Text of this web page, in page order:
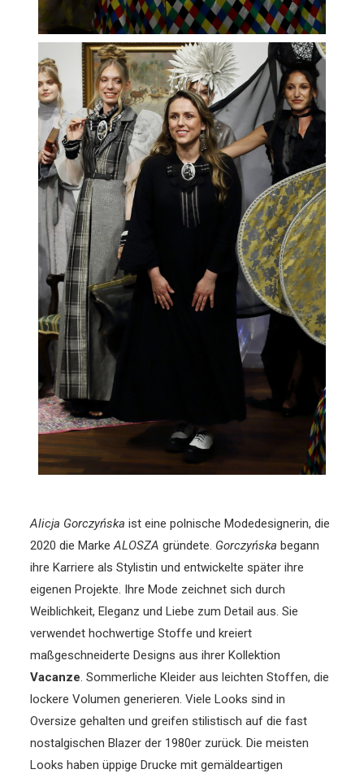
Alicja Gorczyńska ist eine polnische Modedesignerin, die
2020 die MarkeALOSZA gründete. Gorczyńska begann
ihre Karriere als Stylistin und entwickelte später ihre
eigenen Projekte. Ihre Mode zeichnet sich durch
Weiblichkeit, Eleganz und Liebe zum Detail aus. Sie
verwendet hochwertige Stoffe und kreiert
maßgeschneiderte Designs aus ihrer Kollektion
Vacanze. Sommerliche Kleider aus leichten Stoffen, die
lockere Volumen generieren. Viele Looks sind in
Oversize gehalten und greifen stilistisch auf die fast
nostalgischen Blazer der 1980er zurück. Die meisten
Looks haben üppige Drucke mit gemäldeartigen